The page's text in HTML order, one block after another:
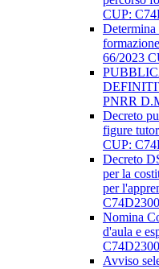
CUP:
Determina
66/2023
PNRR
Decreto
figure
CUP:
Decreto
per la
per
Nomina
d'aula e
Avviso